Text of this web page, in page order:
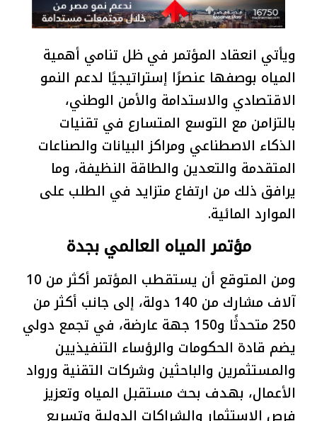
ويأتي انعقاد المؤتمر في ظل تنامي أهمية
المياه بوصفها عنصرًا إستراتيجيًا لدعم النمو
الاقتصادي والاستدامة والأمن الوطني،
بالتزامن مع التوسع المتسارع في تقنيات
الذكاء الاصطناعي ومراكز البيانات والصناعات
المتقدمة والتعدين والطاقة النظيفة، وما
يرافق ذلك من ارتفاع متزايد في الطلب على
الموارد المائية.
مؤتمر المياه العالمي بجدة
ومن المتوقع أن يستقطب المؤتمر أكثر من 10
آلاف مشارك من 140 دولة، إلى جانب أكثر من
250 متحدثًا و150 جهة عارضة، في تجمع دولي
يضم قادة الحكومات والرؤساء التنفيذيين
والمستثمرين والباحثين وشركات التقنية ورواد
الأعمال، بهدف بحث مستقبل المياه وتعزيز